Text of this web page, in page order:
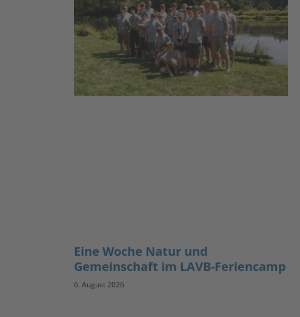
Eine Woche Natur und
Gemeinschaft im LAVB-Feriencamp
6. August 2026